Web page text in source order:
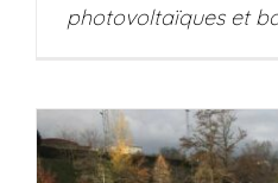
photovoltaïques et